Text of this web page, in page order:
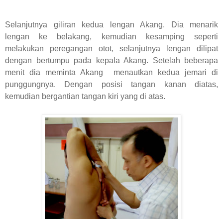
Selanjutnya giliran kedua lengan Akang. Dia menarik
lengan ke belakang, kemudian kesamping seperti
melakukan peregangan otot, selanjutnya lengan dilipat
dengan bertumpu pada kepala Akang. Setelah beberapa
menit dia meminta Akang menautkan kedua jemari di
punggungnya. Dengan posisi tangan kanan diatas,
kemudian bergantian tangan kiri yang di atas.